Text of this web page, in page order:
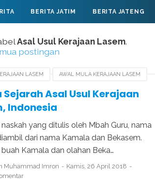
BERITA JATIM BERITA JATENG
Asal Usul Kerajaan Lasem.
postingan
LASEM AWAL MULA KERAJAAN LASEM
Sejarah Asal Usul Kerajaan
Indonesia
yang ditulis oleh Mbah Guru, nama
dari nama Kamala dan Bekasem.
buah Kamala dan olahan Beka…
Muhammad Imron
Kamis, 26 April 2018